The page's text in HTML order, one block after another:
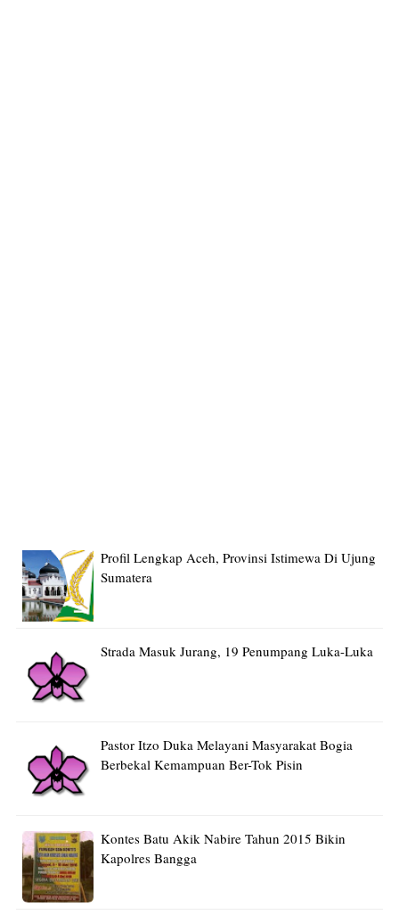
Profil Lengkap Aceh, Provinsi Istimewa Di Ujung
Sumatera
Strada Masuk Jurang, 19 Penumpang Luka-Luka
Pastor Itzo Duka Melayani Masyarakat Bogia
Berbekal Kemampuan Ber-Tok Pisin
Kontes Batu Akik Nabire Tahun 2015 Bikin
Kapolres Bangga